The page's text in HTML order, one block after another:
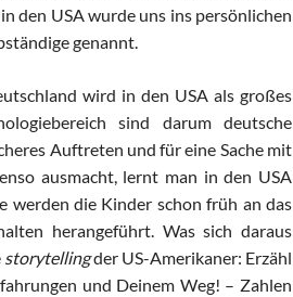
den USA wurde uns ins persönlichen
genannt.
wird in den USA als großes
sind darum deutsche
Auftreten und für eine Sache mit
ausmacht, lernt man in den USA
werden die Kinder schon früh an das
herangeführt. Was sich daraus
storytellingder US-Amerikaner: Erzähl
und Deinem Weg! – Zahlen